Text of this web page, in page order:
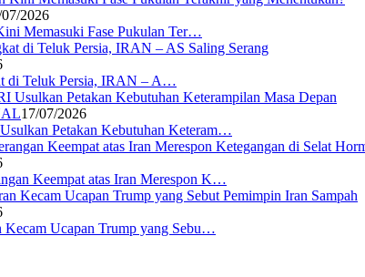
2026
Memasuki Fase Pukulan Ter…
di Teluk Persia, IRAN – A…
17/07/2026
Petakan Kebutuhan Keteram…
Keempat atas Iran Merespon K…
Kecam Ucapan Trump yang Sebu…